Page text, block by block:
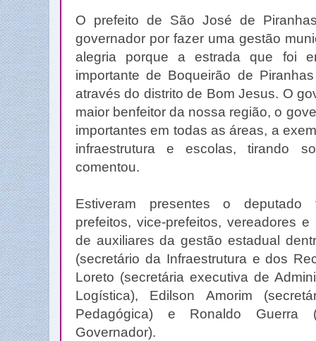
O prefeito de São José de
governador por fazer uma gestão
alegria porque a estrada que foi
importante de Boqueirão de
através do distrito de Bom Jesus. O
maior benfeitor da nossa região, o
importantes em todas as áreas, a
infraestrutura e escolas, tirando
comentou.
Estiveram presentes o deputado
prefeitos, vice-prefeitos, vereadores
de auxiliares da gestão estadual
(secretário da Infraestrutura e dos
Loreto (secretária executiva de
Logística), Edilson Amorim
Pedagógica) e Ronaldo
Governador).